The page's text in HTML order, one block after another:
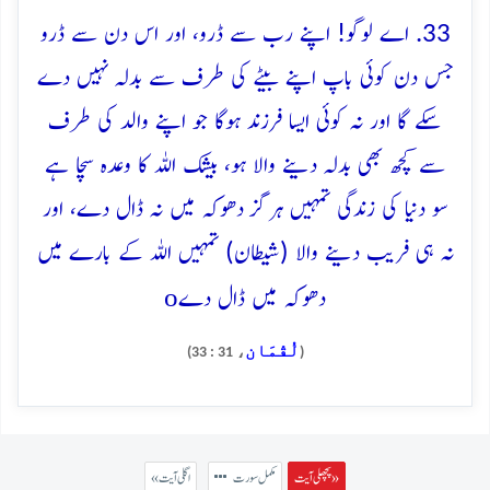
33. اے لوگو! اپنے رب سے ڈرو، اور اس دن سے ڈرو
جس دن کوئی باپ اپنے بیٹے کی طرف سے بدلہ نہیں دے
سکے گا اور نہ کوئی ایسا فرزند ہوگا جو اپنے والد کی طرف
سے کچھ بھی بدلہ دینے والا ہو، بیشک اللہ کا وعدہ سچا ہے
سو دنیا کی زندگی تمہیں ہرگز دھوکہ میں نہ ڈال دے، اور
نہ ہی فریب دینے والا (شیطان) تمہیں اللہ کے بارے میں
دھوکہ میں ڈال دےo
( لُقْمَان ، 31 : 33)
پچھلی آیت » مکمل سورت « اگلی آیت